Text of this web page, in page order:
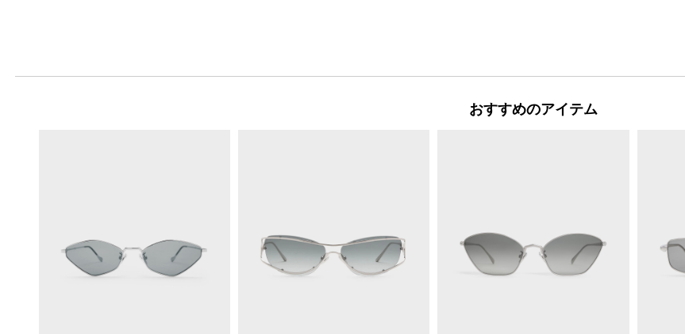
おすすめのアイテム